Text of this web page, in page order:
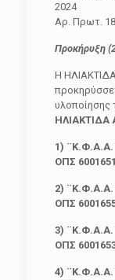
Αρ. Πρωτ.
Προκήρυξη
Η
ΗΛΙΑΚΤΙΔΑ
1) ¨Κ.Φ.Α.Α.
ΟΠΣ
2) ¨Κ.Φ.Α.Α.
ΟΠΣ
3) ¨Κ.Φ.Α.Α.
ΟΠΣ
4) ¨Κ.Φ.Α.Α.